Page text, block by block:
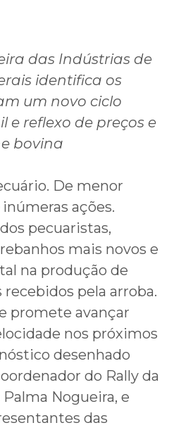
das Indústrias de
identifica os
um novo ciclo
e reflexo de preços e
bovina
De menor
ações.
pecuaristas,
mais novos e
na produção de
pela arroba.
promete avançar
nos próximos
desenhado
do Rally da
Nogueira, e
das